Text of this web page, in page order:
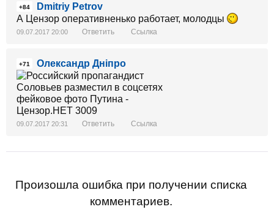
+84
Dmitriy Petrov
А Цензор оперативненько работает, молодцы
09.07.2017 20:00 Ответить Ссылка
+71 Олександр Дніпро
09.07.2017 20:31 Ответить Ссылка
Произошла ошибка при получении списка
комментариев.